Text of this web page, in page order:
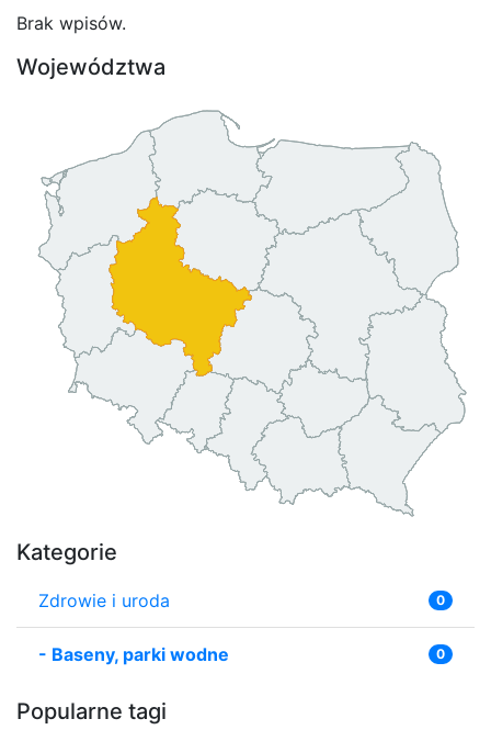
Brak wpisów.
Województwa
Kategorie
Zdrowie i uroda 0
- Baseny, parki wodne 0
Popularne tagi